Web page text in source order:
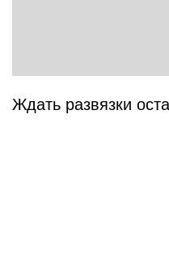
Ждать развязки